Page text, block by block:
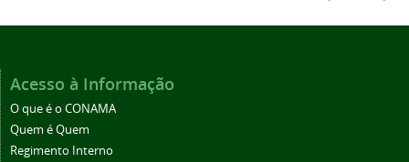
Acesso à Informação
O que é o CONAMA
Quem é Quem
Regimento Interno